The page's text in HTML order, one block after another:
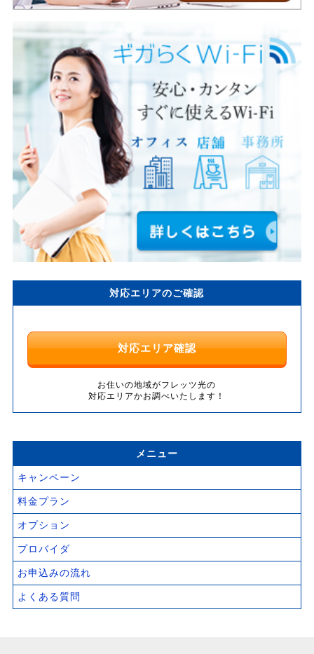
対応エリアのご確認
対応エリア確認
お住いの地域がフレッツ光の
対応エリアかお調べいたします！
メニュー
キャンペーン
料金プラン
オプション
プロバイダ
お申込みの流れ
よくある質問